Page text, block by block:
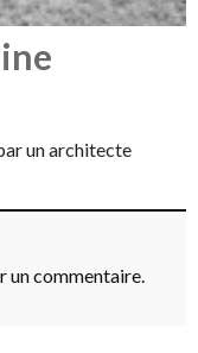
un architecte
un commentaire.